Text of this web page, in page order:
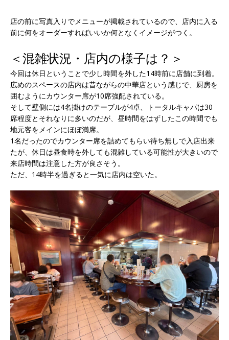
店の前に写真入りでメニューが掲載されているので、店内に入る
前に何をオーダーすればいいか何となくイメージがつく。
＜混雑状況・店内の様子は？＞
今回は休日ということで少し時間を外した14時前に店舗に到着。
広めのスペースの店内は昔ながらの中華店という感じで、厨房を
囲むようにカウンター席が10席強配されている。
そして壁側には4名掛けのテーブルが4卓、トータルキャパは30
席程度とそれなりに多いのだが、昼時間をはずしたこの時間でも
地元客をメインにほぼ満席。
1名だったのでカウンター席を詰めてもらい待ち無しで入店出来
たが、休日は昼食時を外しても混雑している可能性が大きいので
来店時間は注意した方が良さそう。
ただ、14時半を過ぎると一気に店内は空いた。